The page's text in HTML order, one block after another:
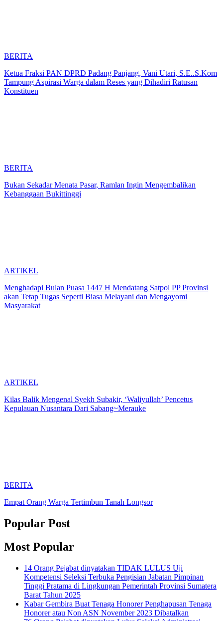
BERITA
Ketua Fraksi PAN DPRD Padang Panjang, Vani Utari, S.E..S.Kom
Tampung Aspirasi Warga dalam Reses yang Dihadiri Ratusan
Konstituen
BERITA
Bukan Sekadar Menata Pasar, Ramlan Ingin Mengembalikan
Kebanggaan Bukittinggi
ARTIKEL
Menghadapi Bulan Puasa 1447 H Mendatang Satpol PP Provinsi
akan Tetap Tugas Seperti Biasa Melayani dan Mengayomi
Masyarakat
ARTIKEL
Kilas Balik Mengenal Syekh Subakir, ‘Waliyullah’ Pencetus
Kepulauan Nusantara Dari Sabang~Merauke
BERITA
Empat Orang Warga Tertimbun Tanah Longsor
Popular Post
Most Popular
14 Orang Pejabat dinyatakan TIDAK LULUS Uji
Kompetensi Seleksi Terbuka Pengisian Jabatan Pimpinan
Tinggi Pratama di Lingkungan Pemerintah Provinsi Sumatera
Barat Tahun 2025
Kabar Gembira Buat Tenaga Honorer Penghapusan Tenaga
Honorer atau Non ASN November 2023 Dibatalkan